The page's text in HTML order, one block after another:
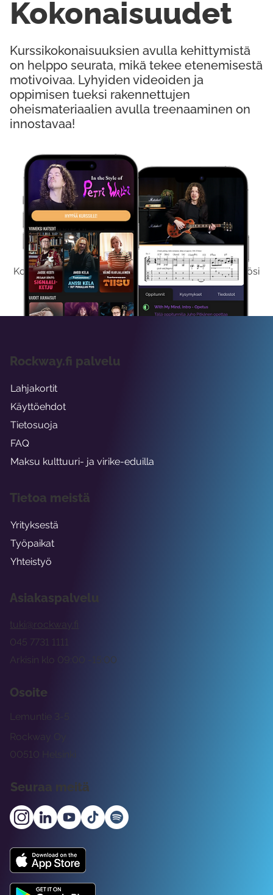
Kokeile Ilmaiseksi
Kokeilemalla ilmaiseksi saat koko sisältömme käyttöösi
viikon ajaksi.
Kurssikokonaisuuksien avulla kehittymistä
on helppo seurata, mikä tekee etenemisestä
motivoivaa. Lyhyiden videoiden ja
oppimisen tueksi rakennettujen
oheismateriaalien avulla treenaaminen on
innostavaa!
Kokonaisuudet
Asiakaspalvelu
tuki@rockway.fi
Arkisin klo 09:00 -15:00
045 7731 1111
Osoite
Rockway Oy
Lemuntie 3-5
00510 Helsinki
Seuraa meitä
Rockway.fi palvelu
Lahjakortit
Käyttöehdot
Tietosuoja
FAQ
Maksu kulttuuri- ja virike-eduilla
Tietoa meistä
Yrityksestä
Työpaikat
Yhteistyö